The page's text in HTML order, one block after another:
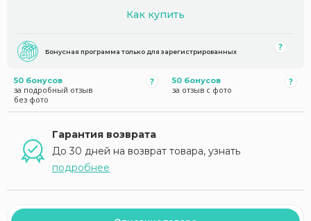
Как купить
Бонусная программа только для зарегистрированных
50 бонусов
за подробный отзыв
без фото
50 бонусов
за отзыв с фото
Гарантия возврата
До 30 дней на возврат товара, узнать
подробнее